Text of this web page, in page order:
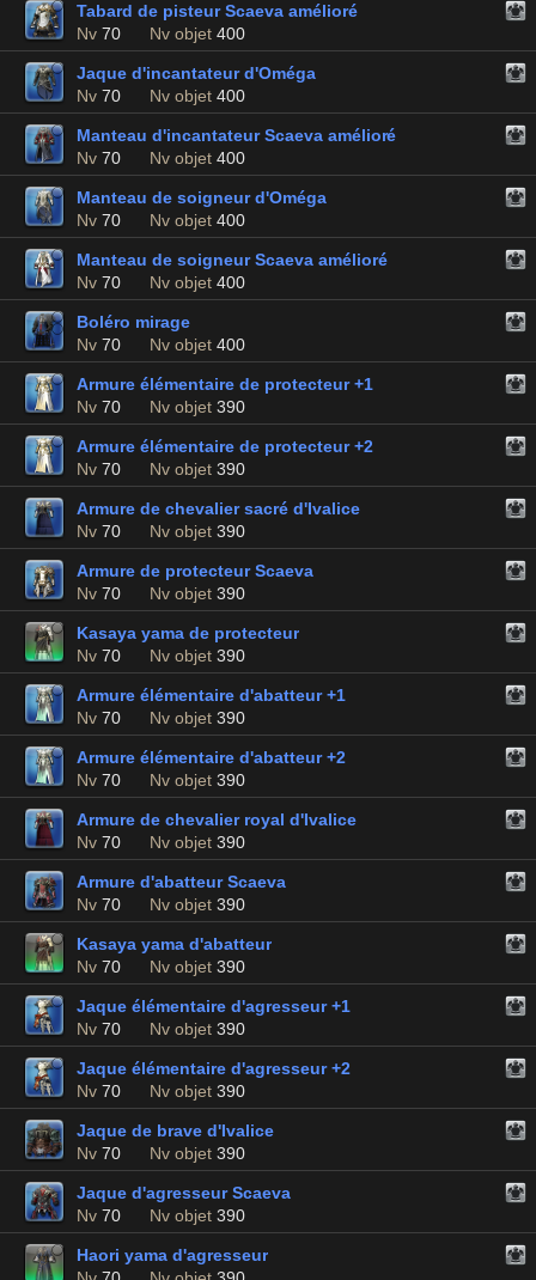
Tabard de pisteur Scaeva amélioré
Nv 70 Nv objet 400
Jaque d'incantateur d'Oméga
Nv 70 Nv objet 400
Manteau d'incantateur Scaeva amélioré
Nv 70 Nv objet 400
Manteau de soigneur d'Oméga
Nv 70 Nv objet 400
Manteau de soigneur Scaeva amélioré
Nv 70 Nv objet 400
Boléro mirage
Nv 70 Nv objet 400
Armure élémentaire de protecteur +1
Nv 70 Nv objet 390
Armure élémentaire de protecteur +2
Nv 70 Nv objet 390
Armure de chevalier sacré d'Ivalice
Nv 70 Nv objet 390
Armure de protecteur Scaeva
Nv 70 Nv objet 390
Kasaya yama de protecteur
Nv 70 Nv objet 390
Armure élémentaire d'abatteur +1
Nv 70 Nv objet 390
Armure élémentaire d'abatteur +2
Nv 70 Nv objet 390
Armure de chevalier royal d'Ivalice
Nv 70 Nv objet 390
Armure d'abatteur Scaeva
Nv 70 Nv objet 390
Kasaya yama d'abatteur
Nv 70 Nv objet 390
Jaque élémentaire d'agresseur +1
Nv 70 Nv objet 390
Jaque élémentaire d'agresseur +2
Nv 70 Nv objet 390
Jaque de brave d'Ivalice
Nv 70 Nv objet 390
Jaque d'agresseur Scaeva
Nv 70 Nv objet 390
Haori yama d'agresseur